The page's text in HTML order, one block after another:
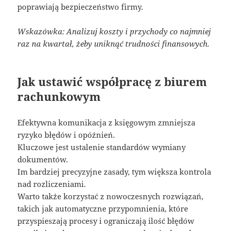
poprawiają bezpieczeństwo firmy.
Wskazówka: Analizuj koszty i przychody co najmniej
raz na kwartał, żeby uniknąć trudności finansowych.
Jak ustawić współpracę z biurem
rachunkowym
Efektywna komunikacja z księgowym zmniejsza
ryzyko błędów i opóźnień.
Kluczowe jest ustalenie standardów wymiany
dokumentów.
Im bardziej precyzyjne zasady, tym większa kontrola
nad rozliczeniami.
Warto także korzystać z nowoczesnych rozwiązań,
takich jak automatyczne przypomnienia, które
przyspieszają procesy i ograniczają ilość błędów